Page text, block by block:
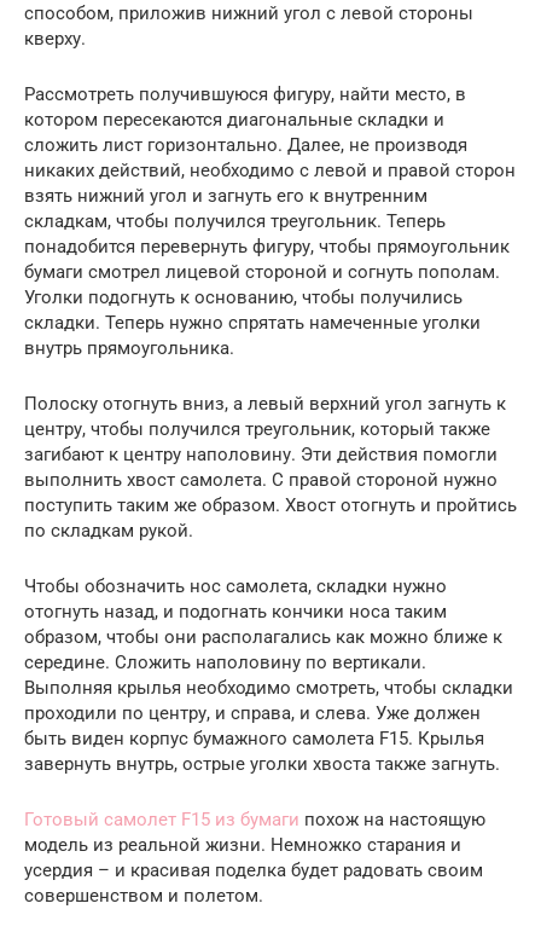
способом, приложив нижний угол с левой стороны
кверху.
Рассмотреть получившуюся фигуру, найти место, в
котором пересекаются диагональные складки и
сложить лист горизонтально. Далее, не производя
никаких действий, необходимо с левой и правой сторон
взять нижний угол и загнуть его к внутренним
складкам, чтобы получился треугольник. Теперь
понадобится перевернуть фигуру, чтобы прямоугольник
бумаги смотрел лицевой стороной и согнуть пополам.
Уголки подогнуть к основанию, чтобы получились
складки. Теперь нужно спрятать намеченные уголки
внутрь прямоугольника.
Полоску отогнуть вниз, а левый верхний угол загнуть к
центру, чтобы получился треугольник, который также
загибают к центру наполовину. Эти действия помогли
выполнить хвост самолета. С правой стороной нужно
поступить таким же образом. Хвост отогнуть и пройтись
по складкам рукой.
Чтобы обозначить нос самолета, складки нужно
отогнуть назад, и подогнать кончики носа таким
образом, чтобы они располагались как можно ближе к
середине. Сложить наполовину по вертикали.
Выполняя крылья необходимо смотреть, чтобы складки
проходили по центру, и справа, и слева. Уже должен
быть виден корпус бумажного самолета F15. Крылья
завернуть внутрь, острые уголки хвоста также загнуть.
Готовый самолет F15 из бумаги похож на настоящую
модель из реальной жизни. Немножко старания и
усердия – и красивая поделка будет радовать своим
совершенством и полетом.